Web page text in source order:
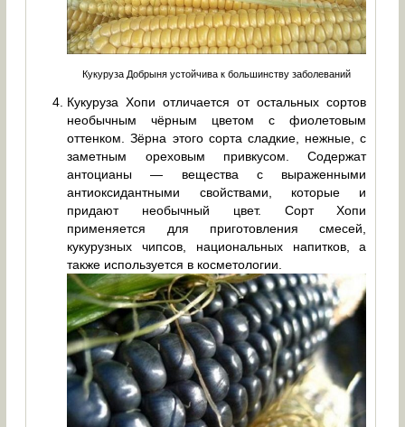
Кукуруза Добрыня устойчива к большинству заболеваний
Кукуруза Хопи отличается от остальных сортов
необычным чёрным цветом с фиолетовым
оттенком. Зёрна этого сорта сладкие, нежные, с
заметным ореховым привкусом. Содержат
антоцианы — вещества с выраженными
антиоксидантными свойствами, которые и
придают необычный цвет. Сорт Хопи
применяется для приготовления смесей,
кукурузных чипсов, национальных напитков, а
также используется в косметологии.